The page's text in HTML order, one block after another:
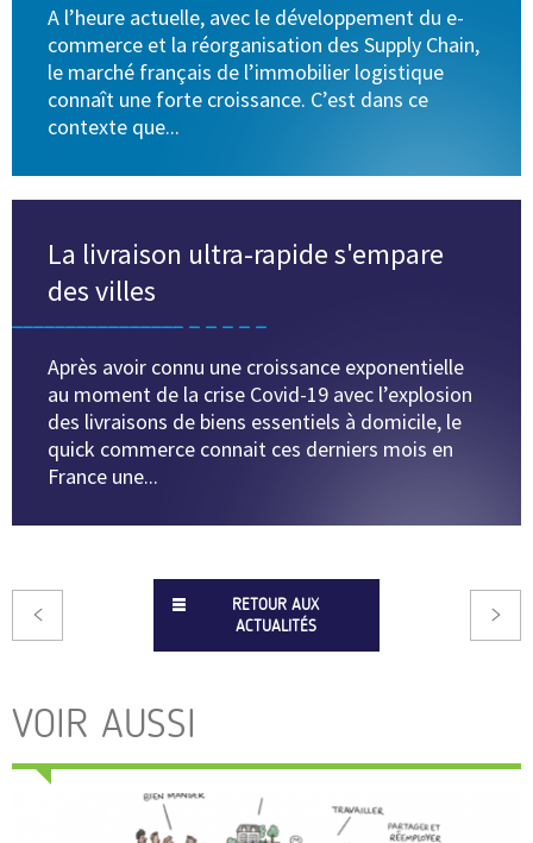
A l’heure actuelle, avec le développement du e-
commerce et la réorganisation des Supply Chain,
le marché français de l’immobilier logistique
connaît une forte croissance. C’est dans ce
contexte que...
La livraison ultra-rapide s'empare
des villes
Après avoir connu une croissance exponentielle
au moment de la crise Covid-19 avec l’explosion
des livraisons de biens essentiels à domicile, le
quick commerce connait ces derniers mois en
France une...
RETOUR AUX
ACTUALITÉS
VOIR AUSSI